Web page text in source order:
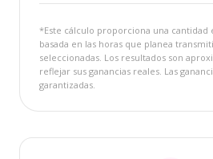
*Este cálculo proporciona una cantidad
basada en las horas que planea
seleccionadas. Los resultados son
reflejar sus ganancias reales. Las
garantizadas.